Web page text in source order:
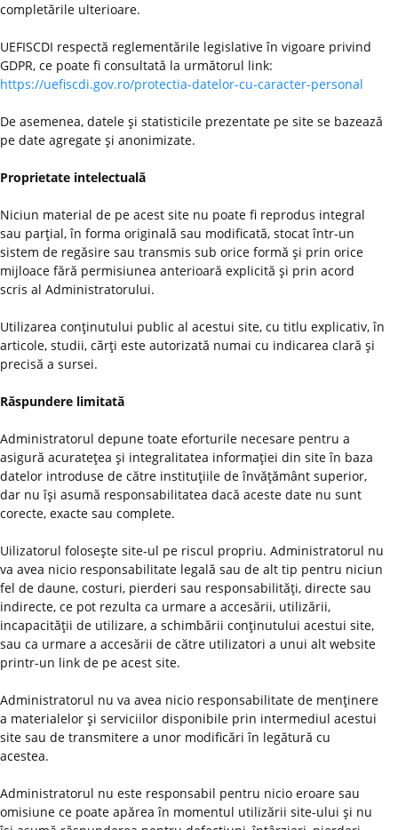
completările ulterioare.
UEFISCDI respectă reglementările legislative în vigoare privind
GDPR, ce poate fi consultată la următorul link:
https://uefiscdi.gov.ro/protectia-datelor-cu-caracter-personal
De asemenea, datele şi statisticile prezentate pe site se bazează
pe date agregate şi anonimizate.
Proprietate intelectuală
Niciun material de pe acest site nu poate fi reprodus integral
sau parţial, în forma originală sau modificată, stocat într-un
sistem de regăsire sau transmis sub orice formă şi prin orice
mijloace fără permisiunea anterioară explicită şi prin acord
scris al Administratorului.
Utilizarea conţinutului public al acestui site, cu titlu explicativ, în
articole, studii, cărţi este autorizată numai cu indicarea clară şi
precisă a sursei.
Răspundere limitată
Administratorul depune toate eforturile necesare pentru a
asigură acurateţea şi integralitatea informaţiei din site în baza
datelor introduse de către instituţiile de învăţământ superior,
dar nu îşi asumă responsabilitatea dacă aceste date nu sunt
corecte, exacte sau complete.
Uilizatorul foloseşte site-ul pe riscul propriu. Administratorul nu
va avea nicio responsabilitate legală sau de alt tip pentru niciun
fel de daune, costuri, pierderi sau responsabilităţi, directe sau
indirecte, ce pot rezulta ca urmare a accesării, utilizării,
incapacităţii de utilizare, a schimbării conţinutului acestui site,
sau ca urmare a accesării de către utilizatori a unui alt website
printr-un link de pe acest site.
Administratorul nu va avea nicio responsabilitate de menţinere
a materialelor şi serviciilor disponibile prin intermediul acestui
site sau de transmitere a unor modificări în legătură cu
acestea.
Administratorul nu este responsabil pentru nicio eroare sau
omisiune ce poate apărea în momentul utilizării site-ului şi nu